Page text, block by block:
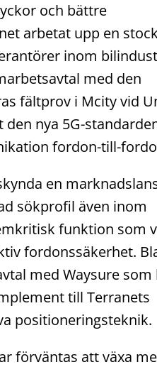
och bättre
arbetat upp en
inom
med den
fältprov i Mcity vid
nya 5G-
fordon-till-
en
sökprofil även inom
funktion som
fordonssäkerhet.
med Waysure som
till Terranets
positioneringsteknik.
förväntas att växa